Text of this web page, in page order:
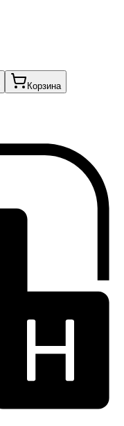
Корзина